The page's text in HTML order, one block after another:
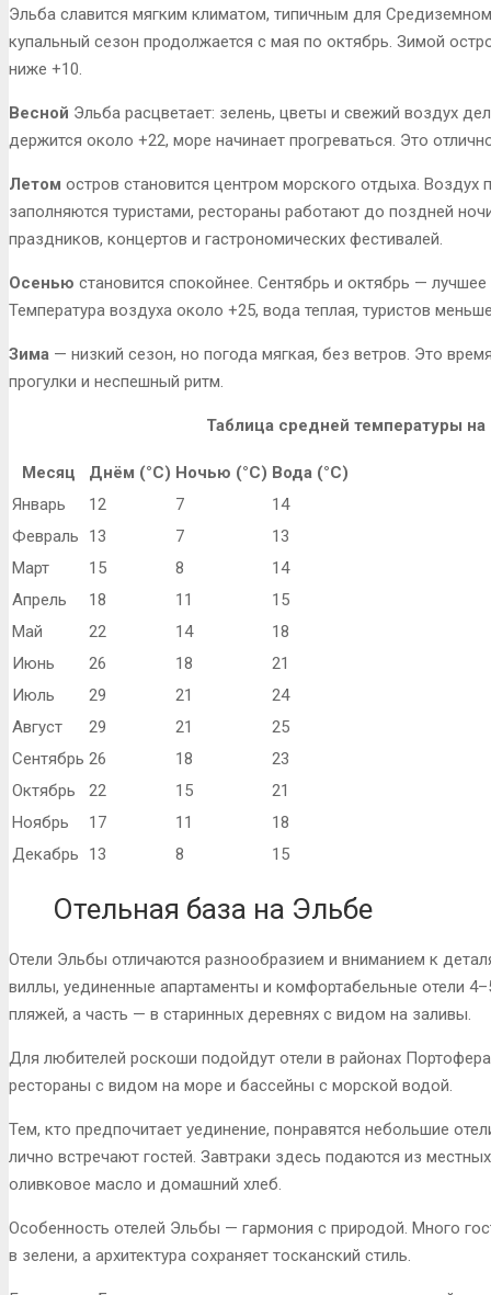
Эльба славится мягким климатом, типичным для
купальный сезон продолжается с мая по октябрь. Зимой
ниже +10.
Весной Эльба расцветает: зелень, цветы и свежий воздух
держится около +22, море начинает прогреваться. Это
Летом остров становится центром морского отдыха.
заполняются туристами, рестораны работают до поздней
праздников, концертов и гастрономических фестивалей.
Осенью становится спокойнее. Сентябрь и октябрь —
Температура воздуха около +25, вода теплая, туристов
Зима — низкий сезон, но погода мягкая, без ветров. Это
прогулки и неспешный ритм.
Таблица средней температуры
Месяц Днём (°C) Ночью (°C) Вода (°C)
Январь
12 7
14
Февраль
13 7
13
Март
15 8
14
Апрель
18 11
15
Май
22 14
18
Июнь
26 18
21
Июль
29 21
24
Август
29 21
25
Сентябрь 26 18
23
Октябрь
22 15
21
Ноябрь
17 11
18
Декабрь
13 8 15
Отельная база на Эльбе
Отели Эльбы отличаются разнообразием и вниманием к
виллы, уединенные апартаменты и комфортабельные отели
пляжей, а часть — в старинных деревнях с видом на заливы.
Для любителей роскоши подойдут отели в районах
рестораны с видом на море и бассейны с морской водой.
Тем, кто предпочитает уединение, понравятся небольшие
лично встречают гостей. Завтраки здесь подаются из
оливковое масло и домашний хлеб.
Особенность отелей Эльбы — гармония с природой. Много
в зелени, а архитектура сохраняет тосканский стиль.